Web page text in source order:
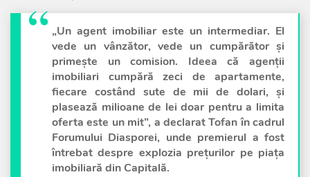
„Un agent imobiliar este un intermediar. El
vede un vânzător, vede un cumpărător și
primește un comision. Ideea că agenții
imobiliari cumpără zeci de apartamente,
fiecare costând sute de mii de dolari, și
plasează milioane de lei doar pentru a limita
oferta este un mit”, a declarat Tofan în cadrul
Forumului Diasporei, unde premierul a fost
întrebat despre explozia prețurilor pe piața
imobiliară din Capitală.